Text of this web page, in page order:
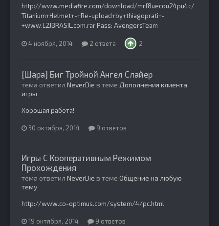
http://www.mediafire.com/download/mrf8uecou24pu4c/
Titanium+Helmet+-+Re-upload+by+thiagoprati+-
+www.L2JBRASIL.com.rar Pass: AvengersTeam
4 ноября, 2014 2 ответа 2
[Шара] Биг Тройной Ангел Слайер
тема ответил NeverDie в теме Дополнения клиента
игры
Хорошая работа!
30 октября, 2014 9 ответов
Игры С Кооперативным Режимом
Прохождения
тема ответил NeverDie в теме Общение на любую
тему
http://www.co-optimus.com/system/4/pc.html
19 октября, 2014 9 ответов